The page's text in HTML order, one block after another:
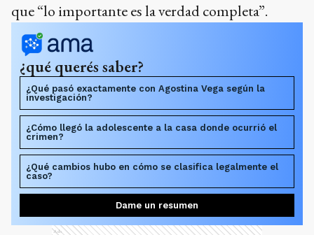
que “lo importante es la verdad completa”.
¿qué querés saber?
¿Qué pasó exactamente con Agostina Vega según la
investigación?
¿Cómo llegó la adolescente a la casa donde ocurrió el
crimen?
¿Qué cambios hubo en cómo se clasifica legalmente el
caso?
Dame un resumen
Ads